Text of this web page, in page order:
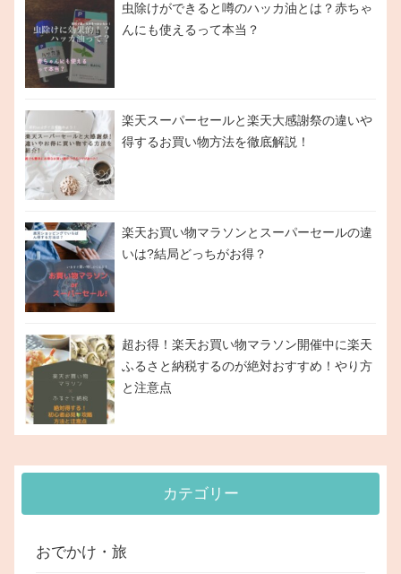
虫除けができると噂のハッカ油とは？赤ちゃ
んにも使えるって本当？
楽天スーパーセールと楽天大感謝祭の違いや
得するお買い物方法を徹底解説！
楽天お買い物マラソンとスーパーセールの違
いは?結局どっちがお得？
超お得！楽天お買い物マラソン開催中に楽天
ふるさと納税するのが絶対おすすめ！やり方
と注意点
カテゴリー
おでかけ・旅